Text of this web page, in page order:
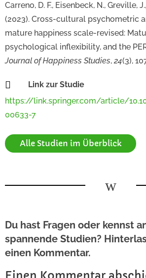
Carreno, D. F., Eisenbeck, N., Greville,
(2023). Cross-cultural psychometric
mature happiness scale-revised:
psychological inflexibility, and the
Journal of Happiness Studies,24(3),

Link zur Studie
https://link.springer.com/article/
00633-7
Alle Studien im Überblick
w
Du hast Fragen oder kennst
spannende Studien?
einen Kommentar.